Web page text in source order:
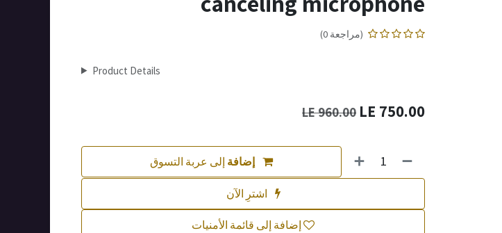
(مراجعة 0)
Product Details
750.00
960.00
LE
إضافة إلى عربة التسوق
إضافة إلى قائمة الأمنيات